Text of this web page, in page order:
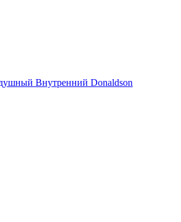
Внутренний Donaldson